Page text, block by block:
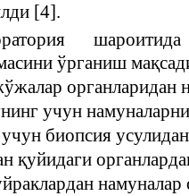
[4].
шароитида
ўрганиш
учун
биопсия
қуйидаги